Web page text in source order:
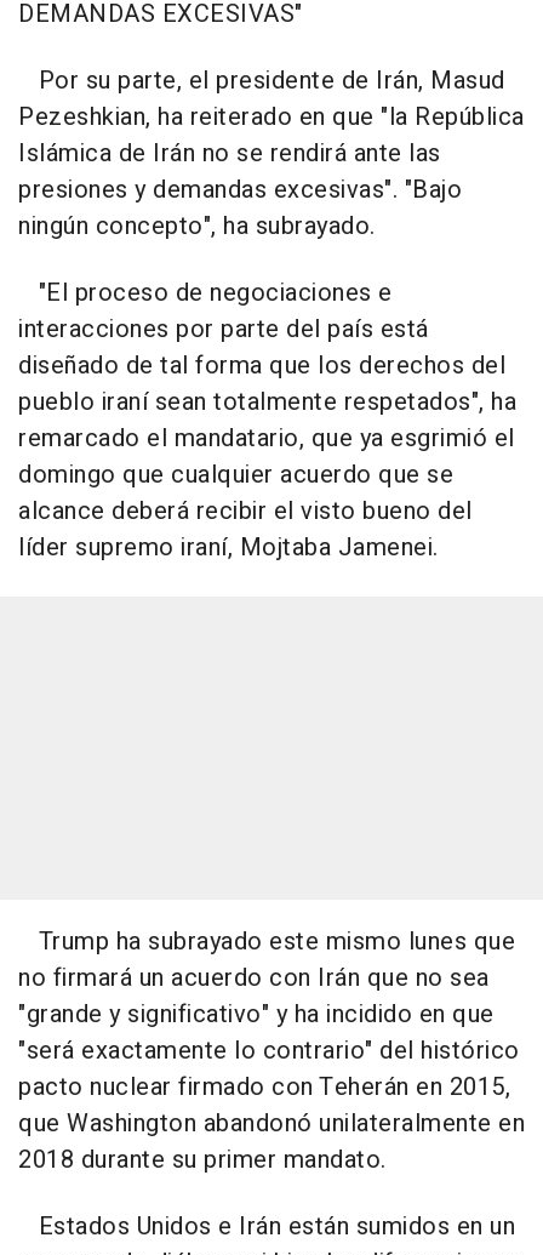
DEMANDAS EXCESIVAS"
Por su parte, el presidente de Irán, Masud
Pezeshkian, ha reiterado en que "la República
Islámica de Irán no se rendirá ante las
presiones y demandas excesivas". "Bajo
ningún concepto", ha subrayado.
"El proceso de negociaciones e
interacciones por parte del país está
diseñado de tal forma que los derechos del
pueblo iraní sean totalmente respetados", ha
remarcado el mandatario, que ya esgrimió el
domingo que cualquier acuerdo que se
alcance deberá recibir el visto bueno del
líder supremo iraní, Mojtaba Jamenei.
Trump ha subrayado este mismo lunes que
no firmará un acuerdo con Irán que no sea
"grande y significativo" y ha incidido en que
"será exactamente lo contrario" del histórico
pacto nuclear firmado con Teherán en 2015,
que Washington abandonó unilateralmente en
2018 durante su primer mandato.
Estados Unidos e Irán están sumidos en un